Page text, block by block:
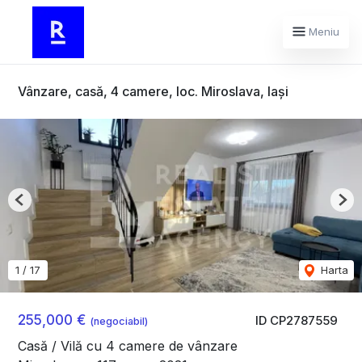
Meniu
Vânzare, casă, 4 camere, loc. Miroslava, Iași
ID CP2787559
255,000 € (negociabil)
Casă / Vilă cu 4 camere de vânzare
1 / 17 Harta
Previous